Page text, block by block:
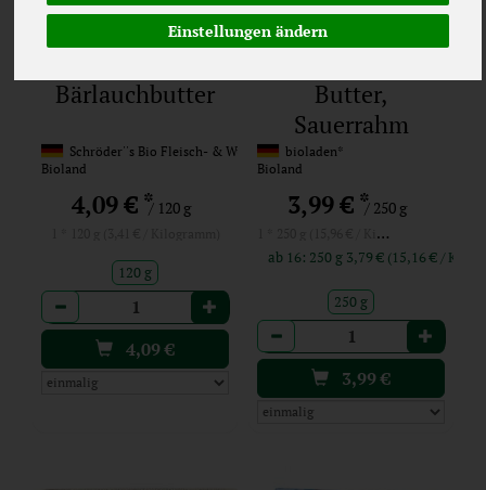
Einstellungen ändern
Bärlauchbutter
Schröder''s Bio Fleisch- & Wurst
Bioland
4,09 €*/ 120 g
120 g
Anzahl
4,09€
Butter,
Sauerrahm
bioladen*
bioladen*
Bioland
3,99 €*/ 250 g
1 * 250 g (15,96 € / Kilogramm)
ab 16: 250 g 3,79 € (15,16 €
250 g
Anzahl
3,99€